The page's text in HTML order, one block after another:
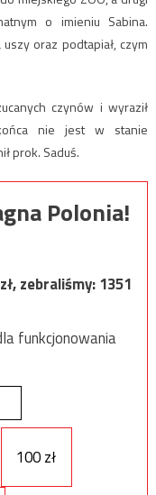
o imieniu Sabina.
oraz podtapiał, czym
czynów i wyraził
nie jest w stanie
prok. Saduś.
Polonia!
zł, zebraliśmy:1351
funkcjonowania
100 zł